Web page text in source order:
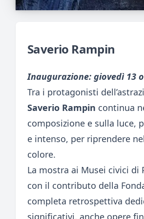
Saverio Rampin
Inaugurazione: giovedì 13
Tra i protagonisti
Saverio Rampin continua
composizione e sulla luce,
e intenso, per riprendere
colore.
La mostra ai Musei civici di
con il contributo della
completa retrospettiva